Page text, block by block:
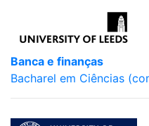
Banca e finanças
Bacharel em Ciências